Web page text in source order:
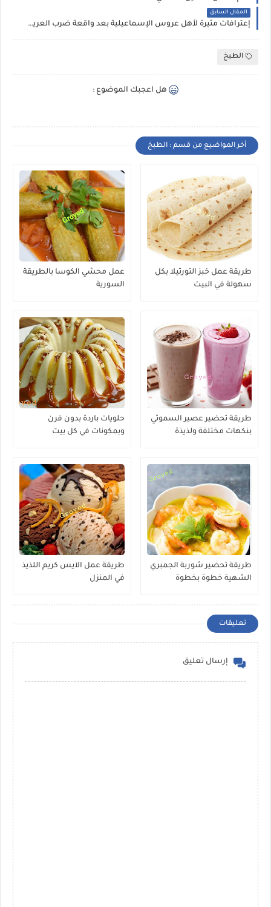
المقال السابق
إعترافات مثيرة لأهل عروس الإسماعيلية بعد واقعة ضرب العريس لها
الطبخ
هل اعجبك الموضوع :
أخر المواضيع من قسم : الطبخ
طريقة عمل خبز التورتيلا بكل
سهولة في البيت
عمل محشي الكوسا بالطريقة
السورية
طريقة تحضير عصير السموثي
بنكهات مختلفة ولذيذة
حلويات باردة بدون فرن
وبمكونات في كل بيت
طريقة تحضير شوربة الجمبري
الشهية خطوة بخطوة
طريقة عمل الآيس كريم اللذيذ
في المنزل
تعليقات
إرسال تعليق